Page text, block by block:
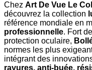
Chez Art De Vue Le
découvrez la collection
référence mondiale en
professionnelle. Fort
protection oculaire,
normes les plus
intégrant des
rayures, anti-buée,